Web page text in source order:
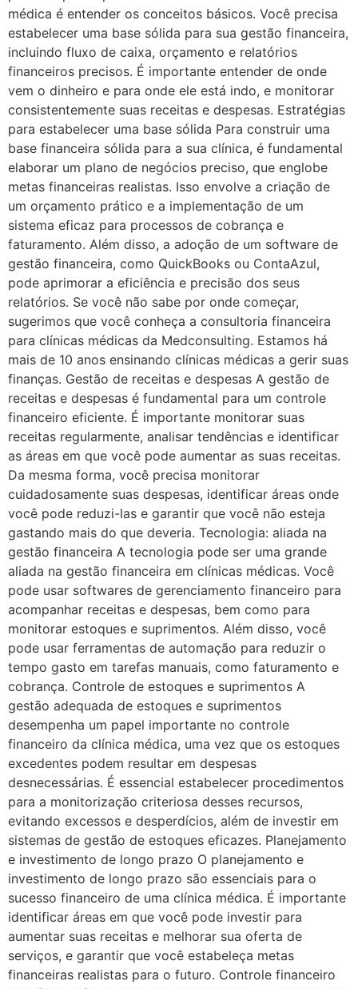
médica é entender os conceitos básicos. Você precisa
estabelecer uma base sólida para sua gestão financeira,
incluindo fluxo de caixa, orçamento e relatórios
financeiros precisos. É importante entender de onde
vem o dinheiro e para onde ele está indo, e monitorar
consistentemente suas receitas e despesas. Estratégias
para estabelecer uma base sólida Para construir uma
base financeira sólida para a sua clínica, é fundamental
elaborar um plano de negócios preciso, que englobe
metas financeiras realistas. Isso envolve a criação de
um orçamento prático e a implementação de um
sistema eficaz para processos de cobrança e
faturamento. Além disso, a adoção de um software de
gestão financeira, como QuickBooks ou ContaAzul,
pode aprimorar a eficiência e precisão dos seus
relatórios. Se você não sabe por onde começar,
sugerimos que você conheça a consultoria financeira
para clínicas médicas da Medconsulting. Estamos há
mais de 10 anos ensinando clínicas médicas a gerir suas
finanças. Gestão de receitas e despesas A gestão de
receitas e despesas é fundamental para um controle
financeiro eficiente. É importante monitorar suas
receitas regularmente, analisar tendências e identificar
as áreas em que você pode aumentar as suas receitas.
Da mesma forma, você precisa monitorar
cuidadosamente suas despesas, identificar áreas onde
você pode reduzi-las e garantir que você não esteja
gastando mais do que deveria. Tecnologia: aliada na
gestão financeira A tecnologia pode ser uma grande
aliada na gestão financeira em clínicas médicas. Você
pode usar softwares de gerenciamento financeiro para
acompanhar receitas e despesas, bem como para
monitorar estoques e suprimentos. Além disso, você
pode usar ferramentas de automação para reduzir o
tempo gasto em tarefas manuais, como faturamento e
cobrança. Controle de estoques e suprimentos A
gestão adequada de estoques e suprimentos
desempenha um papel importante no controle
financeiro da clínica médica, uma vez que os estoques
excedentes podem resultar em despesas
desnecessárias. É essencial estabelecer procedimentos
para a monitorização criteriosa desses recursos,
evitando excessos e desperdícios, além de investir em
sistemas de gestão de estoques eficazes. Planejamento
e investimento de longo prazo O planejamento e
investimento de longo prazo são essenciais para o
sucesso financeiro de uma clínica médica. É importante
identificar áreas em que você pode investir para
aumentar suas receitas e melhorar sua oferta de
serviços, e garantir que você estabeleça metas
financeiras realistas para o futuro. Controle financeiro